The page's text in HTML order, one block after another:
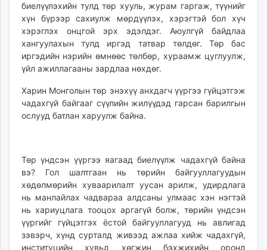
биелүүлэхийн тулд төр хууль, журам гаргаж, түүнийг
хүн бүрээр сахиулж мөрдүүлэх, хэрэгтэй бол хүч
хэрэглэх онцгой эрх эдэлдэг. Аюулгүй байдлаа
хангуулахын тулд иргэд татвар төлдөг. Төр бас
иргэдийн нэрийн өмнөөс төлбөр, хураамж цуглуулж,
үйл ажиллагааны зардлаа нөхдөг.
Харин Монголын төр энэхүү анхдагч үүргээ гүйцэтгэж
чадахгүй байгааг сүүлийн жилүүдэд гарсан барилгын
ослууд батлан харуулж байна.
Төр үндсэн үүргээ яагаад биелүүлж чадахгүй байна
вэ? Гол шалтгаан нь төрийн байгууллагуудын
хөдөлмөрийн хуваарилалт уусан арилж, удирдлага
нь манлайлах чадвараа алдсаны улмаас хэн нэгтэй
нь хариуцлага тооцох аргагүй болж, төрийн үндсэн
үүргийг гүйцэтгэх ёстой байгууллагууд нь авлигад
зэвэрч, хүнд сурталд живээд ажлаа хийж чадахгүй,
институцийн хувьд хөгжин бэхжихийн оронд